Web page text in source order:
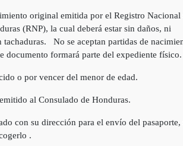
original emitida por el Registro Nacional
(RNP), la cual deberá estar sin daños, ni
tachaduras. No se aceptan partidas de
documento formará parte del expediente físico.
o por vencer del menor de edad.
al Consulado de Honduras.
con su dirección para el envío del pasaporte,
.